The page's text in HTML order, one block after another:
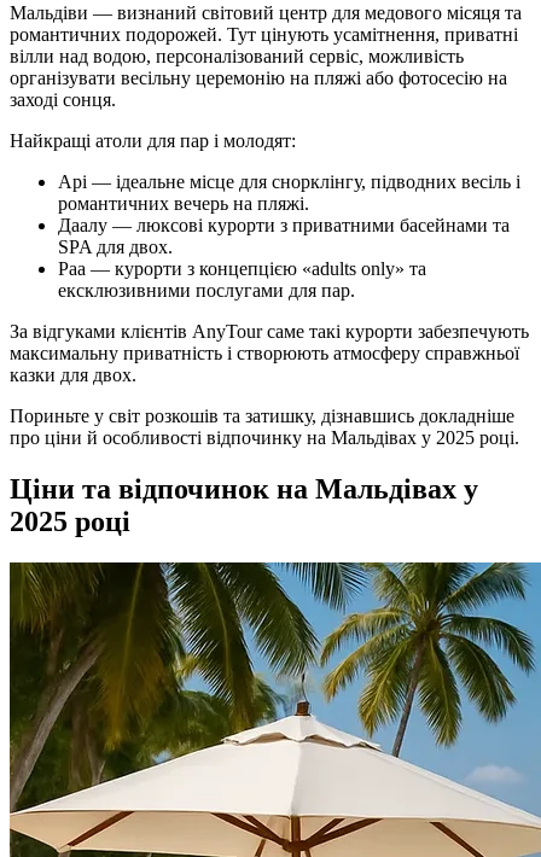
Мальдіви — визнаний світовий центр для медового місяця та
романтичних подорожей. Тут цінують усамітнення, приватні
вілли над водою, персоналізований сервіс, можливість
організувати весільну церемонію на пляжі або фотосесію на
заході сонця.
Найкращі атоли для пар і молодят:
Арі — ідеальне місце для снорклінгу, підводних весіль і
романтичних вечерь на пляжі.
Даалу — люксові курорти з приватними басейнами та
SPA для двох.
Раа — курорти з концепцією «adults only» та
ексклюзивними послугами для пар.
За відгуками клієнтів AnyTour саме такі курорти забезпечують
максимальну приватність і створюють атмосферу справжньої
казки для двох.
Пориньте у світ розкошів та затишку, дізнавшись докладніше
про ціни й особливості відпочинку на Мальдівах у 2025 році.
Ціни та відпочинок на Мальдівах у
2025 році